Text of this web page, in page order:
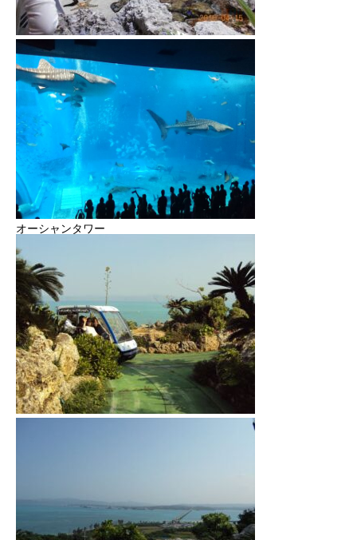
インタビュー
BUSINESS
2022年度
2023年度
2024年度
2025年度
官公庁
CONTACT
COMPANY BLOG BUSINESS RECRUIT
オーシャンタワー